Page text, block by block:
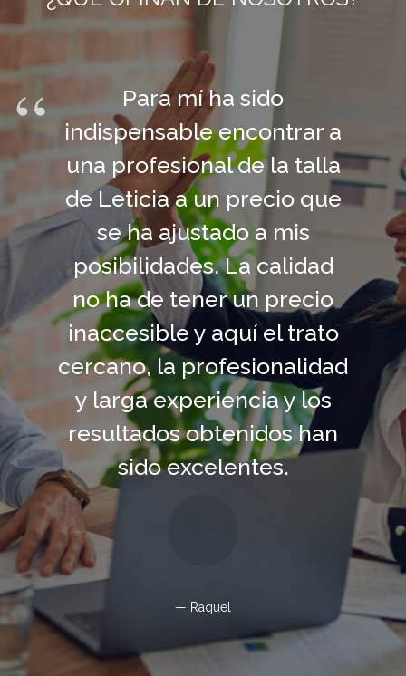
Para mí ha sido
indispensable encontrar a
una profesional de la talla
de Leticia a un precio que
se ha ajustado a mis
posibilidades. La calidad
no ha de tener un precio
inaccesible y aquí el trato
cercano, la profesionalidad
y larga experiencia y los
resultados obtenidos han
sido excelentes.
Raquel